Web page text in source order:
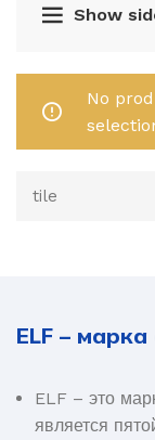
Show
No
ELF –
ELF – это
является